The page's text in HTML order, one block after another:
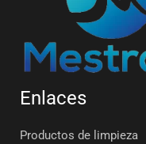
Enlaces
Productos de limpieza